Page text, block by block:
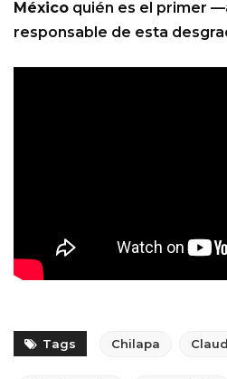
México quién es el primer
responsable de esta
Tags Chilapa